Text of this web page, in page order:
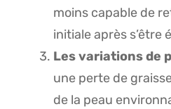
moins capable de
initiale après s’être
Les variations de
une perte de
de la peau